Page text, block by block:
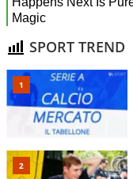
SPORT TREND